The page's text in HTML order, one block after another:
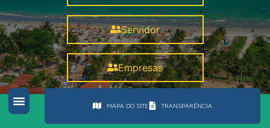
Servidor
Empresas
MAPA DO SITE TRANSPARÊNCIA